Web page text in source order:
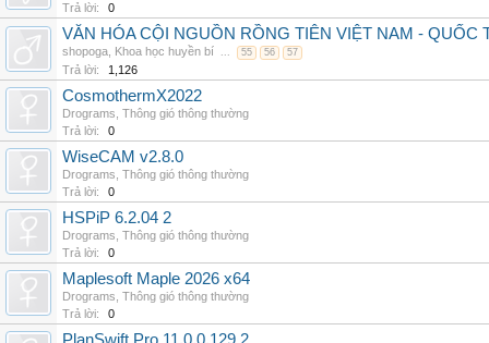
Trả lời:
0
VĂN HÓA CỘI NGUỒN RỒNG TIÊN VIỆT NAM -
shopoga Khoa học huyền bí ... 55 56 57
Trả lời: 1,126
CosmothermX2022
Drograms Thông gió thông thường
Trả lời:
0
WiseCAM v2.8.0
Drograms Thông gió thông thường
Trả lời:
0
HSPiP 6.2.04 2
Drograms Thông gió thông thường
Trả lời:
0
Maplesoft Maple 2026 x64
Drograms Thông gió thông thường
Trả lời:
0